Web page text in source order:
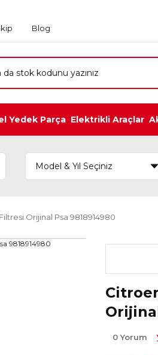
Blog
Yedek Parça Elektrikli Araçlar
Orijinal Psa 9818914980
0 Yorum